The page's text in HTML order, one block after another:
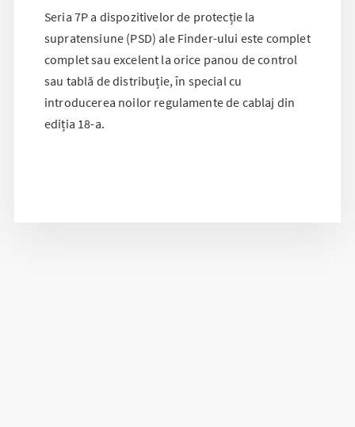
Seria 7P a dispozitivelor de protecție la
supratensiune (PSD) ale Finder-ului este complet
complet sau excelent la orice panou de control
sau tablă de distribuție, în special cu
introducerea noilor regulamente de cablaj din
ediția 18-a.